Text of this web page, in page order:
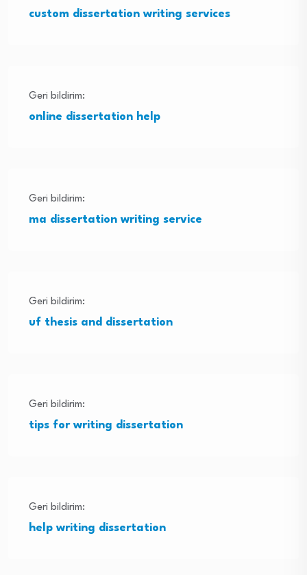
custom dissertation writing services
Geri bildirim:
online dissertation help
Geri bildirim:
ma dissertation writing service
Geri bildirim:
uf thesis and dissertation
Geri bildirim:
tips for writing dissertation
Geri bildirim:
help writing dissertation